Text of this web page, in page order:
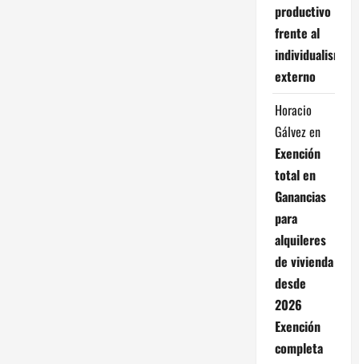
productivo
frente al
individualismo
externo
Horacio
Gálvezen
Exención
total en
Ganancias
para
alquileres
de vivienda
desde
2026
Exención
completa